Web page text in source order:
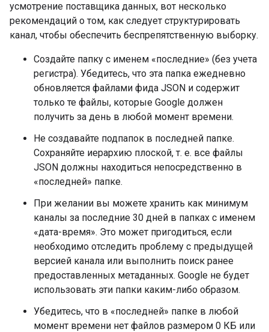
усмотрение поставщика данных, вот несколько
рекомендаций о том, как следует структурировать
канал, чтобы обеспечить беспрепятственную выборку.
Создайте папку с именем «последние» (без учета
регистра). Убедитесь, что эта папка ежедневно
обновляется файлами фида JSON и содержит
только те файлы, которые Google должен
получить за день в любой момент времени.
Не создавайте подпапок в последней папке.
Сохраняйте иерархию плоской, т. е. все файлы
JSON должны находиться непосредственно в
«последней» папке.
При желании вы можете хранить как минимум
каналы за последние 30 дней в папках с именем
«дата-время». Это может пригодиться, если
необходимо отследить проблему с предыдущей
версией канала или выполнить поиск ранее
предоставленных метаданных. Google не будет
использовать эти папки каким-либо образом.
Убедитесь, что в «последней» папке в любой
момент времени нет файлов размером 0 КБ или